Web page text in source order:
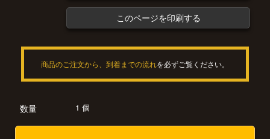
このページを印刷する
商品のご注文から、到着までの流れを必ずご覧ください。
数量 1 個